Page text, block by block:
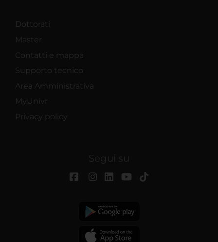
Dottorati
Master
Contatti e mappa
Supporto tecnico
Area Amministrativa
MyUnivr
Privacy policy
Segui su